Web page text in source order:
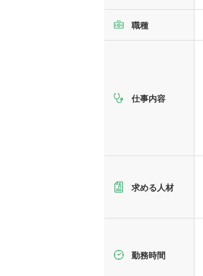
職種
仕事内容
求める人材
勤務時間